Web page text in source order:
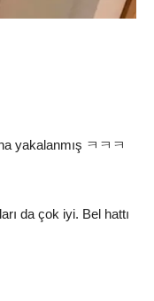
yakalanmış ㅋㅋㅋ
da çok iyi. Bel hattı